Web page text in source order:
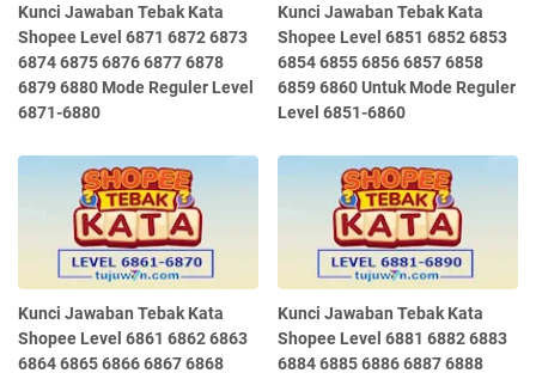
Kunci Jawaban Tebak Kata
Shopee Level 6871 6872 6873
6874 6875 6876 6877 6878
6879 6880 Mode Reguler Level
6871-6880
Kunci Jawaban Tebak Kata
Shopee Level 6851 6852 6853
6854 6855 6856 6857 6858
6859 6860 Untuk Mode Reguler
Level 6851-6860
Kunci Jawaban Tebak Kata
Shopee Level 6861 6862 6863
6864 6865 6866 6867 6868
Kunci Jawaban Tebak Kata
Shopee Level 6881 6882 6883
6884 6885 6886 6887 6888